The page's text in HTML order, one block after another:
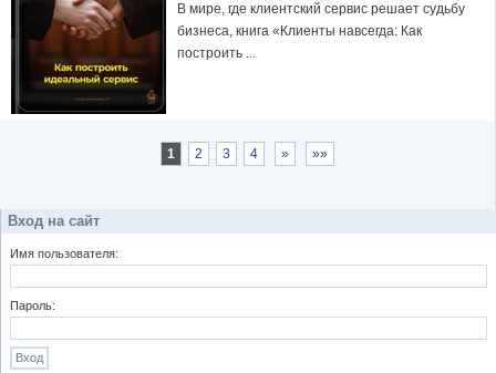
В мире, где клиентский сервис решает судьбу
бизнеса, книга «Клиенты навсегда: Как
построить ...
1 2 3 4 » »»
Вход на сайт
Имя пользователя:
Пароль: